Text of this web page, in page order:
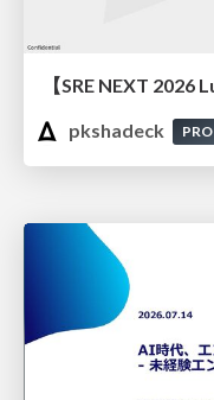
pkshadeck
PRO